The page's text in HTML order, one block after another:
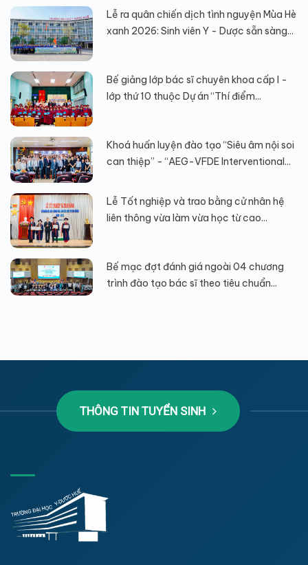
Lễ ra quân chiến dịch tình nguyện Mùa Hè
xanh 2026: Sinh viên Y - Dược sẵn sàng...
Bế giảng lớp bác sĩ chuyên khoa cấp I -
lớp thứ 10 thuộc Dự án “Thí điểm...
Khoá huấn luyện đào tạo “Siêu âm nội soi
can thiệp” - “AEG-VFDE Interventional...
Lễ Tốt nghiệp và trao bằng cử nhân hệ
liên thông vừa làm vừa học từ cao...
Bế mạc đợt đánh giá ngoài 04 chương
trình đào tạo bác sĩ theo tiêu chuẩn...
THÔNG TIN TUYỂN SINH